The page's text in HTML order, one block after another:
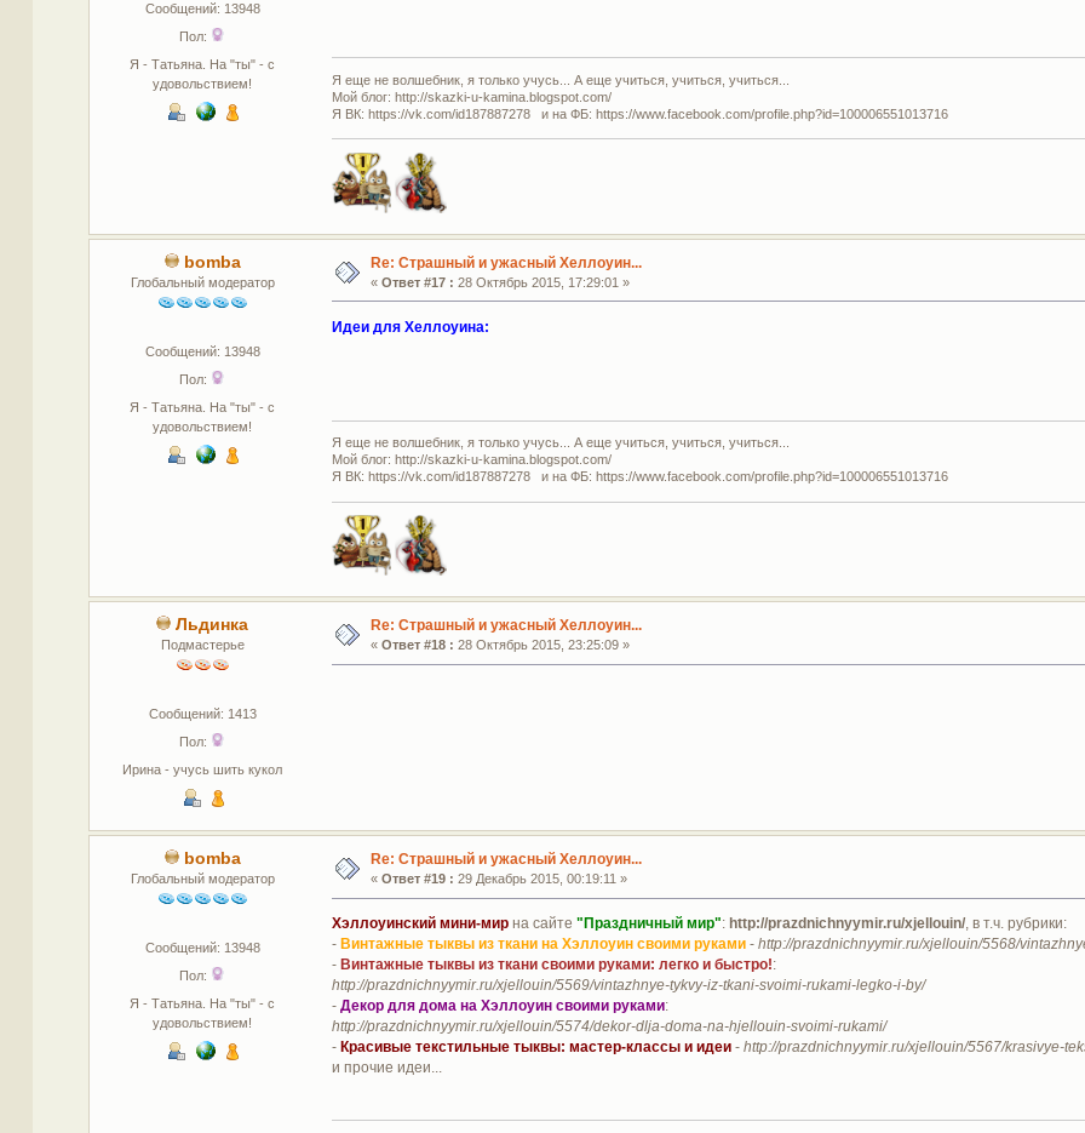
Сообщений: 13948
Пол:
Я - Татьяна. На "ты" - с
удовольствием!
Я еще не волшебник, я только учусь... А еще учиться, учиться, учиться...
Мой блог: http://skazki-u-kamina.blogspot.com/
Я ВК: https://vk.com/id187887278 и на ФБ: https://www.facebook.com/profile.php?id=100006551013716
bomba
Глобальный модератор
Сообщений: 13948
Пол:
Я - Татьяна. На "ты" - с
удовольствием!
Re: Страшный и ужасный Хеллоуин...
« Ответ #17 : 28 Октябрь 2015, 17:29:01 »
Идеи для Хеллоуина:
Я еще не волшебник, я только учусь... А еще учиться, учиться, учиться...
Мой блог: http://skazki-u-kamina.blogspot.com/
Я ВК: https://vk.com/id187887278 и на ФБ: https://www.facebook.com/profile.php?id=100006551013716
Льдинка
Подмастерье
Сообщений: 1413
Пол:
Ирина - учусь шить кукол
Re: Страшный и ужасный Хеллоуин...
« Ответ #18 : 28 Октябрь 2015, 23:25:09 »
bomba
Глобальный модератор
Сообщений: 13948
Пол:
Я - Татьяна. На "ты" - с
удовольствием!
Re: Страшный и ужасный Хеллоуин...
« Ответ #19 : 29 Декабрь 2015, 00:19:11 »
Хэллоуинский мини-мирна сайте "Праздничный мир": http://prazdnichnyymir.ru/xjellouin/, в т.ч. рубрики:
- Винтажные тыквы из ткани на Хэллоуин своими руками- http://prazdnichnyymir.ru/xjellouin/5568/
- Винтажные тыквы из ткани своими руками: легко и быстро!:
http://prazdnichnyymir.ru/xjellouin/5569/vintazhnye-tykvy-iz-tkani-svoimi-rukami-legko-i-by/
- Декор для дома на Хэллоуин своими руками:
http://prazdnichnyymir.ru/xjellouin/5574/dekor-dlja-doma-na-hjellouin-svoimi-rukami/
- Красивые текстильные тыквы: мастер-классы и идеи- http://prazdnichnyymir.ru/xjellouin/5567/krasivye-
и прочие идеи...